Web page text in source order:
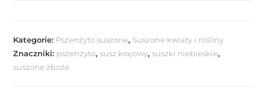
Kategorie: Pszenżyto suszone, Suszone kwiaty i rośliny
Znaczniki: pszenżyto,susz krajowy,suszki niebieskie,
suszone zboże